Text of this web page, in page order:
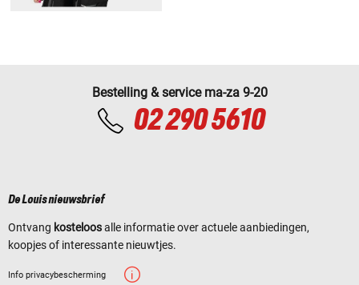
Bestelling & service ma-za 9-20
02 290 5610
De Louis nieuwsbrief
Ontvang kosteloosalle informatie over actuele aanbiedingen,
koopjes of interessante nieuwtjes.
Info privacybescherming